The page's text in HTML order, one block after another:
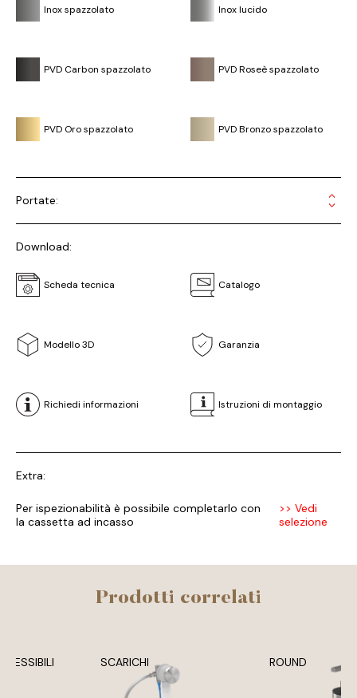
Inox spazzolato Inox lucido
PVD Carbon spazzolato PVD Roseè spazzolato
PVD Oro spazzolato PVD Bronzo spazzolato
Portate:
Download:
Scheda tecnica Catalogo
Modello 3D Garanzia
Richiedi informazioni Istruzioni di montaggio
Extra:
Per ispezionabilità è possibile completarlo con
la cassetta ad incasso
>> Vedi
selezione
Prodotti correlati
SCARICHI ROUND